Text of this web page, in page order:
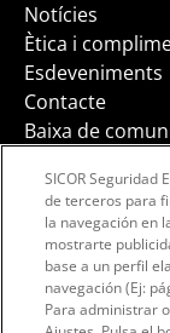
Notícies
Ètica i
Esdeveniments
Contacte
Baixa de
SICOR Seguridad
de terceros para
la navegación en
mostrarte
base a un perfil
navegación (Ej:
Para administrar